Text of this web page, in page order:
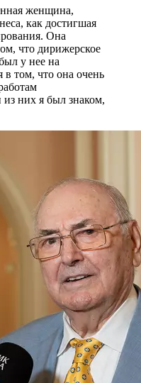
женщина,
как достигшая
Она
что дирижерское
у нее на
в том, что она очень
них я был знаком,